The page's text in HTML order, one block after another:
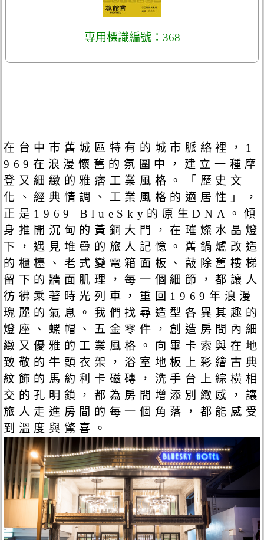
專用標識編號：368
在台中市舊城區特有的城市脈絡裡，1
969在浪漫懷舊的氛圍中，建立一種摩
登又細緻的雅痞工業風格。「歷史文
化、經典情調、工業風格的適居性」，
正是1969 BlueSky的原生DNA。傾
身推開沉甸的黃銅大門，在璀燦水晶燈
下，遇見堆疊的旅人記憶。舊鍋爐改造
的櫃檯、老式變電箱面板、敲除舊樓梯
留下的牆面肌理，每一個細節，都讓人
彷彿乘著時光列車，重回1969年浪漫
瑰麗的氣息。我們找尋造型各異其趣的
燈座、螺帽、五金零件，創造房間內細
緻又優雅的工業風格。向畢卡索與在地
致敬的牛頭衣架，浴室地板上彩繪古典
紋飾的馬約利卡磁磚，洗手台上綜橫相
交的孔明鎖，都為房間增添別緻感，讓
旅人走進房間的每一個角落，都能感受
到溫度與驚喜。